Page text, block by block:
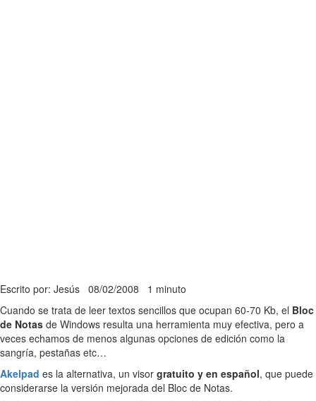
Escrito por: Jesús 08/02/2008 1 minuto
Cuando se trata de leer textos sencillos que ocupan 60-70 Kb, el Bloc
de Notas de Windows resulta una herramienta muy efectiva, pero a
veces echamos de menos algunas opciones de edición como la
sangría, pestañas etc…
Akelpad es la alternativa, un visor gratuito y en español, que puede
considerarse la versión mejorada del Bloc de Notas.